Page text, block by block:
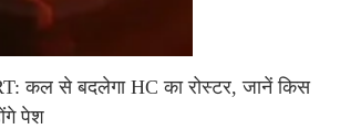
कल से बदलेगा HC का रोस्टर, जानें किस
पेश